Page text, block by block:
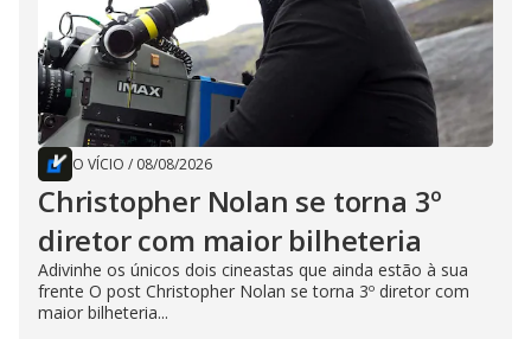
O VÍCIO / 08/08/2026
Christopher Nolan se torna 3º
diretor com maior bilheteria
Adivinhe os únicos dois cineastas que ainda estão à sua
frente O post Christopher Nolan se torna 3º diretor com
maior bilheteria...